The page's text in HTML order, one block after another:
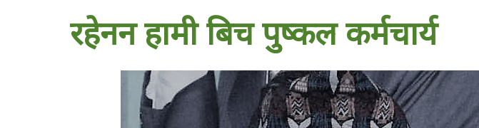
रहेनन हामी बिच पुष्कल कर्मचार्य